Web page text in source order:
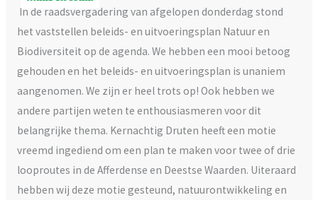
In de raadsvergadering van afgelopen donderdag stond
het vaststellen beleids- en uitvoeringsplan Natuur en
Biodiversiteit op de agenda. We hebben een mooi betoog
gehouden en het beleids- en uitvoeringsplan is unaniem
aangenomen. We zijn er heel trots op! Ook hebben we
andere partijen weten te enthousiasmeren voor dit
belangrijke thema. Kernachtig Druten heeft een motie
vreemd ingediend om een plan te maken voor twee of drie
looproutes in de Afferdense en Deestse Waarden. Uiteraard
hebben wij deze motie gesteund, natuurontwikkeling en